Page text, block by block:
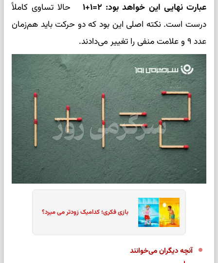
عبارت نهایی این خواهد بود: ۲=۱+۱
حالا تساوی کاملاً
درست است. نکته اصلی این بود که دو حرکت باید هم‌زمان
عدد ۹ و علامت منفی را تغییر می‌دادند.
بازی فکری؛ کدامیک زودتر می میرد؟
آنچه دیگران می‌خوانند